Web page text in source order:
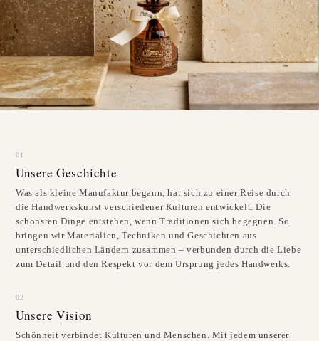
01
Unsere Geschichte
Was als kleine Manufaktur begann, hat sich zu einer Reise durch
die Handwerkskunst verschiedener Kulturen entwickelt. Die
schönsten Dinge entstehen, wenn Traditionen sich begegnen. So
bringen wir Materialien, Techniken und Geschichten aus
unterschiedlichen Ländern zusammen – verbunden durch die Liebe
zum Detail und den Respekt vor dem Ursprung jedes Handwerks.
02
Unsere Vision
Schönheit verbindet Kulturen und Menschen. Mit jedem unserer